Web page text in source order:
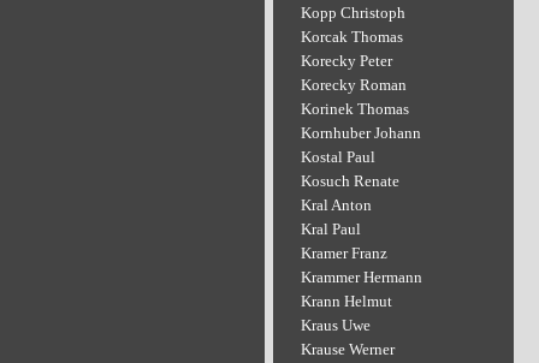
Kopp Christoph
Korcak Thomas
Korecky Peter
Korecky Roman
Korinek Thomas
Kornhuber Johann
Kostal Paul
Kosuch Renate
Kral Anton
Kral Paul
Kramer Franz
Krammer Hermann
Krann Helmut
Kraus Uwe
Krause Werner